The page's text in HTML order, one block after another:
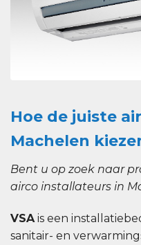
Hoe de juiste
Machelen
Bent u op zoek naar
airco installateurs in
VSAis een
sanitair- en